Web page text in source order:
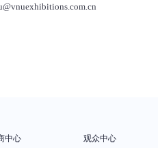
中心 观众中心